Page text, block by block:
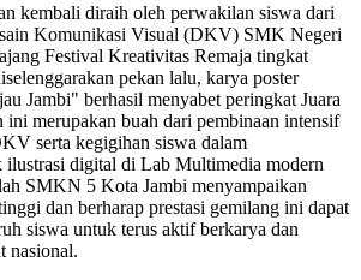
kembali diraih oleh perwakilan siswa dari
Komunikasi Visual (DKV) SMK Negeri
Festival Kreativitas Remaja tingkat
pekan lalu, karya poster
Jambi" berhasil menyabet peringkat Juara
ini merupakan buah dari pembinaan intensif
serta kegigihan siswa dalam
ilustrasi digital di Lab Multimedia modern
SMKN 5 Kota Jambi menyampaikan
dan berharap prestasi gemilang ini dapat
siswa untuk terus aktif berkarya dan
nasional.